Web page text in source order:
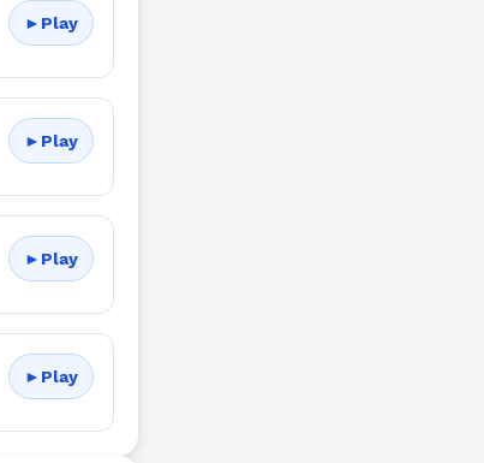
► Play
► Play
► Play
► Play